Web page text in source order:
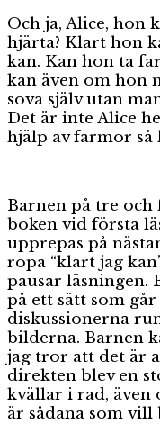
Och ja, Alice, hon
hjärta? Klart hon
kan. Kan hon ta
kan även om hon
sova själv utan
Det är inte Alice
hjälp av farmor så
Barnen på tre och
boken vid första
upprepas på
ropa “klart jag
pausar
på ett sätt som
diskussionerna
bilderna. Barnen
jag tror att det är
direkten blev en
kvällar i rad, även
är sådana som